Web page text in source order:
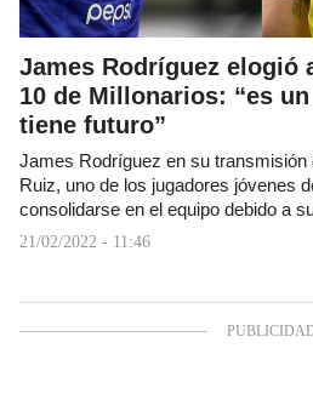
James Rodríguez elogió
10 de Millonarios: “es
tiene futuro”
James Rodríguez en su transmisión
Ruiz, uno de los jugadores jóvenes
consolidarse en el equipo debido a
21/02/2022 - 11:46